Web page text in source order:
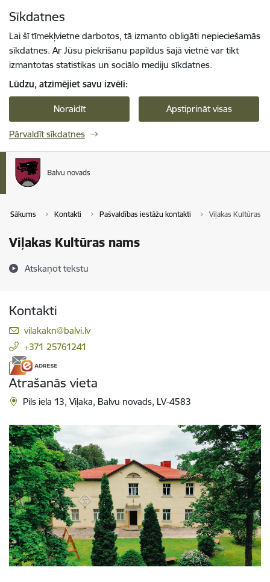
Sīkdatnes
Lai šī tīmekļvietne darbotos, tā izmanto obligāti nepieciešamās
sīkdatnes. Ar Jūsu piekrišanu papildus šajā vietnē var tikt
izmantotas statistikas un sociālo mediju sīkdatnes.
Lūdzu, atzīmējiet savu izvēli:
Noraidīt Apstiprināt visas
Pārvaldīt sīkdatnes
Sākums Kontakti Pašvaldības iestāžu kontakti Viļakas Kultūras
Viļakas Kultūras nams
Atskaņot tekstu
Kontakti
E-pasts:
vilakakn@balvi.lv
+371 25761241
Atrašanās vieta
Pils iela 13, Viļaka, Balvu novads, LV-4583